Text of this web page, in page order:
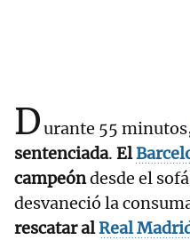
Durante 55
sentenciada. El
campeóndesde el
desvaneció la
rescatar alReal